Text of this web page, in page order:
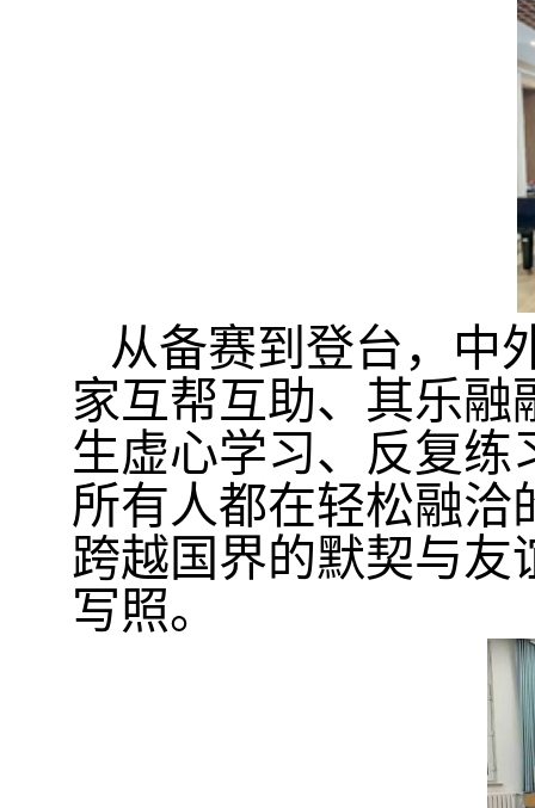
从备赛到登台，中
家互帮互助、其乐
生虚心学习、反复练
所有人都在轻松融洽
跨越国界的默契与友
写照。